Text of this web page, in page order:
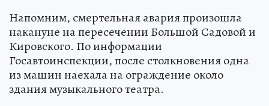
Напомним, смертельная авария произошла
накануне на пересечении Большой Садовой и
Кировского. По информации
Госавтоинспекции, после столкновения одна
из машин наехала на ограждение около
здания музыкального театра.